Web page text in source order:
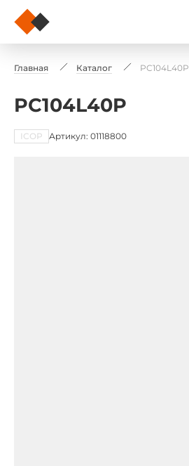
Главная Каталог PC104L40P
PC104L40P
ICOP Артикул: 01118800